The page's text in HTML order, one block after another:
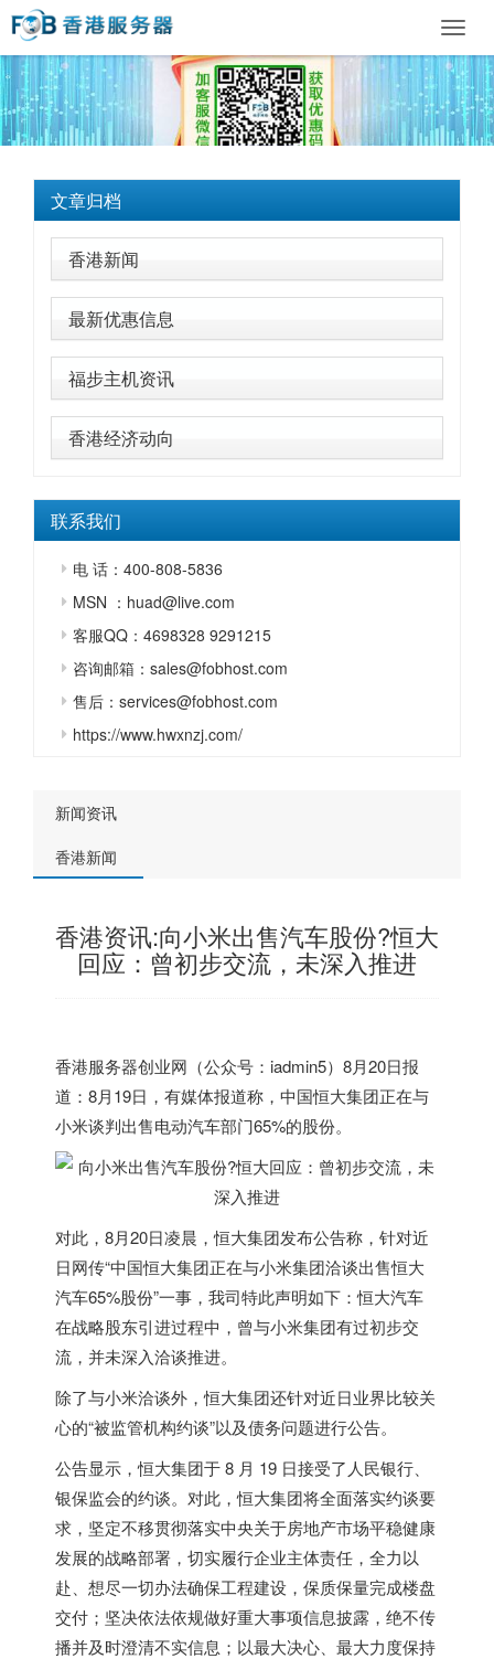
文章归档
香港新闻
最新优惠信息
福步主机资讯
香港经济动向
联系我们
电 话：400-808-5836
MSN ：huad@live.com
客服QQ：4698328 9291215
咨询邮箱：sales@fobhost.com
售后：services@fobhost.com
https://www.hwxnzj.com/
新闻资讯
香港新闻
香港资讯:向小米出售汽车股份?恒大
回应：曾初步交流，未深入推进
香港服务器创业网（公众号：iadmin5）8月20日报
道：8月19日，有媒体报道称，中国恒大集团正在与
小米谈判出售电动汽车部门65%的股份。
对此，8月20日凌晨，恒大集团发布公告称，针对近
日网传“中国恒大集团正在与小米集团洽谈出售恒大
汽车65%股份”一事，我司特此声明如下：恒大汽车
在战略股东引进过程中，曾与小米集团有过初步交
流，并未深入洽谈推进。
除了与小米洽谈外，恒大集团还针对近日业界比较关
心的“被监管机构约谈”以及债务问题进行公告。
公告显示，恒大集团于 8 月 19 日接受了人民银行、
银保监会的约谈。对此，恒大集团将全面落实约谈要
求，坚定不移贯彻落实中央关于房地产市场平稳健康
发展的战略部署，切实履行企业主体责任，全力以
赴、想尽一切办法确保工程建设，保质保量完成楼盘
交付；坚决依法依规做好重大事项信息披露，绝不传
播并及时澄清不实信息；以最大决心、最大力度保持